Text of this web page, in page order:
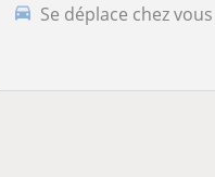
Se déplace chez vous